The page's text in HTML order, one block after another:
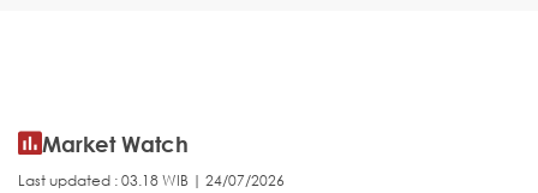
Market Watch
Last updated : 03.18 WIB | 24/07/2026